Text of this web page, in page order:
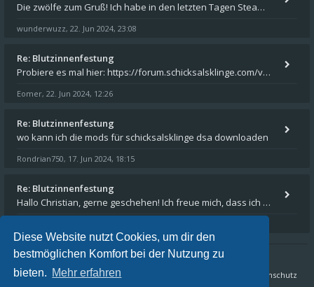
Diese Website nutzt Cookies, um dir den
bestmöglichen Komfort bei der Nutzung zu
bieten. Mehr erfahren
Die zwölfe zum Gruß! Ich habe in den letzten Tagen Steam auf meinem Desktop PC mit Windows 11 installiert und über Steam
wunderwuzz, 22. Jun 2024, 23:08
Re: Blutzinnenfestung
Probiere es mal hier: https://forum.schicksalsklinge.com/viewtopic.php?f=239&t=15661
Eomer, 22. Jun 2024, 12:26
Re: Blutzinnenfestung
wo kann ich die mods für schicksalsklinge dsa downloaden
Rondrian750, 17. Jun 2024, 18:15
Re: Blutzinnenfestung
Hallo Christian, gerne geschehen! Ich freue mich, dass ich Dir weiterhelfen konnte - und das Forum weiter "lebt". Denn
Sternenschweif.com Nordlandtrilogie Forum Datenschutz